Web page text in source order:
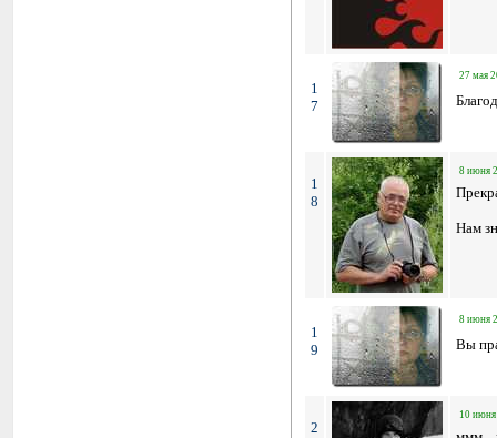
1
7
27 мая
1
8
8 июня
Нам
1
9
8 июня
Вы
2
10 июня